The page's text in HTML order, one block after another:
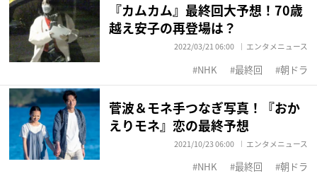
『カムカム』最終回大予想！70歳
越え安子の再登場は？
2022/03/21 06:00 エンタメニュース
NHK 最終回 朝ドラ
菅波＆モネ手つなぎ写真！『おか
えりモネ』恋の最終予想
2021/10/23 06:00 エンタメニュース
NHK 最終回 朝ドラ